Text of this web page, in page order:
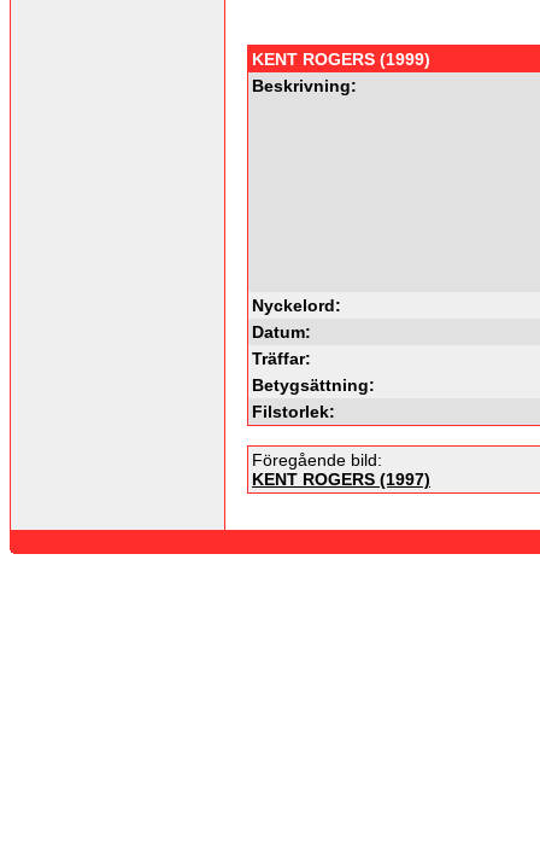
KENT ROGERS (1999)
Beskrivning:
Nyckelord:
Datum:
Träffar:
Betygsättning:
Filstorlek:
Föregående bild:
KENT ROGERS (1997)